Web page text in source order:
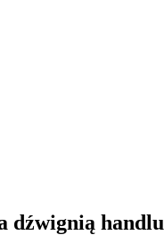
dźwignią handlu